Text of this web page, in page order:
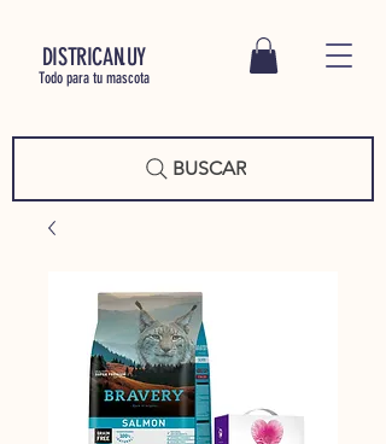
DISTRICAN.UY
Todo para tu mascota
BUSCAR